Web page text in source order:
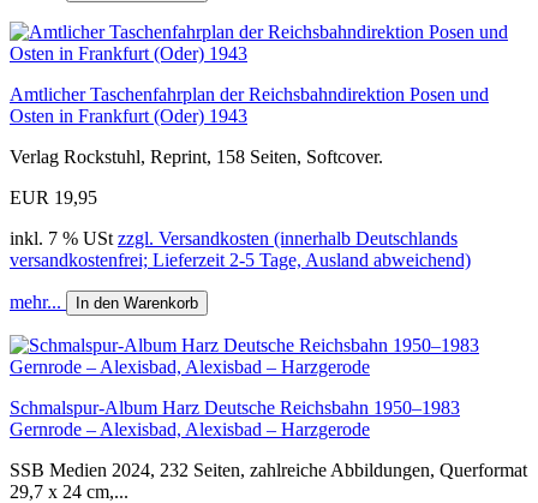
Amtlicher Taschenfahrplan der Reichsbahndirektion Posen und
Osten in Frankfurt (Oder) 1943
Verlag Rockstuhl, Reprint, 158 Seiten, Softcover.
EUR 19,95
inkl. 7 % USt zzgl. Versandkosten (innerhalb Deutschlands
versandkostenfrei; Lieferzeit 2-5 Tage, Ausland abweichend)
mehr... In den Warenkorb
Schmalspur-Album Harz Deutsche Reichsbahn 1950–1983
Gernrode – Alexisbad, Alexisbad – Harzgerode
SSB Medien 2024, 232 Seiten, zahlreiche Abbildungen, Querformat
29,7 x 24 cm,...